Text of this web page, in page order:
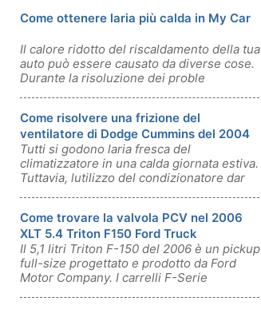
Come ottenere laria più calda in My Car
Il calore ridotto del riscaldamento della tua
auto può essere causato da diverse cose.
Durante la risoluzione dei proble
Come risolvere una frizione del
ventilatore di Dodge Cummins del 2004
Tutti si godono laria fresca del
climatizzatore in una calda giornata estiva.
Tuttavia, lutilizzo del condizionatore dar
Come trovare la valvola PCV nel 2006
XLT 5.4 Triton F150 Ford Truck
Il 5,1 litri Triton F-150 del 2006 è un pickup
full-size progettato e prodotto da Ford
Motor Company. I carrelli F-Serie